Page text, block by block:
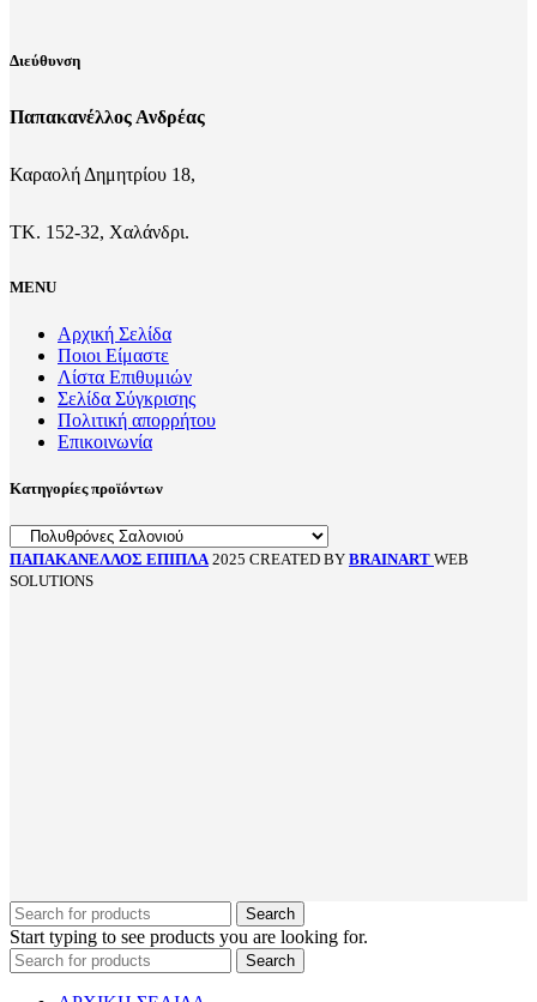
Διεύθυνση
Παπακανέλλος Ανδρέας
Καραολή Δημητρίου 18,
ΤΚ. 152-32, Χαλάνδρι.
MENU
Αρχική Σελίδα
Ποιοι Είμαστε
Λίστα Επιθυμιών
Σελίδα Σύγκρισης
Πολιτική απορρήτου
Επικοινωνία
Κατηγορίες προϊόντων
ΠΑΠΑΚΑΝΕΛΛΟΣ ΕΠΙΠΛΑ 2025 CREATED BY BRAINART WEB
SOLUTIONS
Search
Start typing to see products you are looking for.
Search